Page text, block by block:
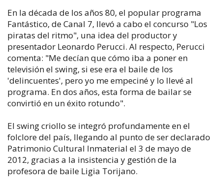
En la década de los años 80, el popular programa
Fantástico, de Canal 7, llevó a cabo el concurso "Los
piratas del ritmo", una idea del productor y
presentador Leonardo Perucci. Al respecto, Perucci
comenta: "Me decían que cómo iba a poner en
televisión el swing, si ese era el baile de los
'delincuentes', pero yo me empeciné y lo llevé al
programa. En dos años, esta forma de bailar se
convirtió en un éxito rotundo".
El swing criollo se integró profundamente en el
folclore del país, llegando al punto de ser declarado
Patrimonio Cultural Inmaterial el 3 de mayo de
2012, gracias a la insistencia y gestión de la
profesora de baile Ligia Torijano.